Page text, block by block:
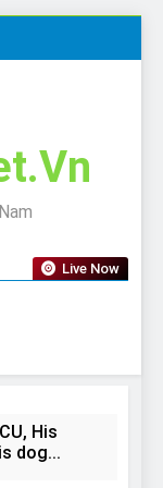
Live Now
His
dog